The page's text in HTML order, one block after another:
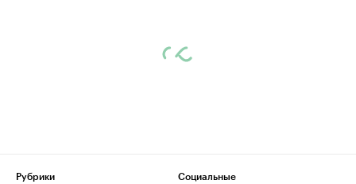
Рубрики
Социальные